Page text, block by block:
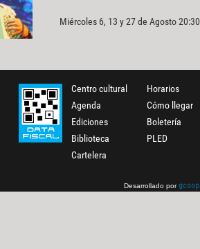
Miércoles 6, 13 y 27 de Agosto 20:30
Centro cultural
Agenda
Ediciones
Biblioteca
Cartelera
Horarios
Cómo llegar
Boletería
PLED
Desarrollado por gcoop